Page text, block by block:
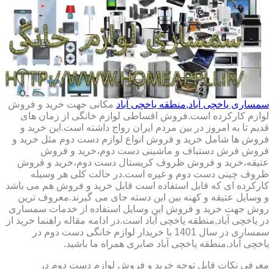
سمساری یاخچی آباد,منطقه یاخچی آباد مکانی جهت خرید و فروش
لوازم کارکرده است.فروش اقساطی لوازم خانگی از زمان های
قدیم تا به امروز در بین مردم ایران رواج داشته است.این خرید و
فروش ها شامل خرید و فروش انواع لوازم دست دوم مثل خرید و
فروش فرش دستباف و ماشینی دست دوم،خرید و فروش
عتیقه،خرید و فروش ظروف کریستال دست دوم،خرید و فروش
ظروف چینی دست دوم و غیره است.در حالت کلی هر وسیله
کارکرده ای که قابل استفاده است قابل خرید و فروش هم می باشد
و وسایل عتیقه و کهنه بین این دسته جای می گیرند.معروف ترین
روش جهت خرید و فروش این وسایل استفاده از خدمات سمساری
در یاخچی آباد,منطقه یاخچی آباد است.در ادامه مقاله راهنما خرید از
سمساری در سال 1401 با خریدار لوازم خانگی دست دوم در
یاخچی آباد,منطقه یاخچی آباد صابری همراه ما باشید.
معرفی نکات قابل توجه خرید و فروش لوازم دست دوم در